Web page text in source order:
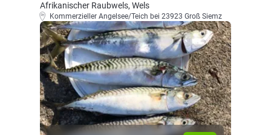
Afrikanischer Raubwels, Wels
Kommerzieller Angelsee/Teich bei 23923 Groß Siemz